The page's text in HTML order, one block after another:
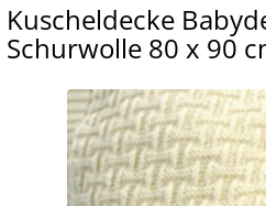
Kuscheldecke
Schurwolle 80 x 90